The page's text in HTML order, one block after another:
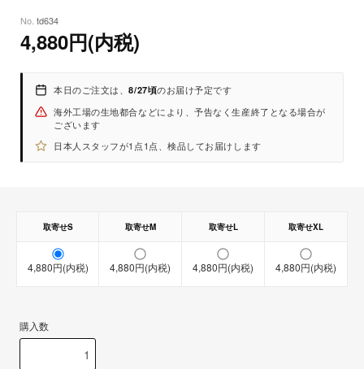
td634
4,880円(内税)
本日のご注文は、8/27頃のお届け予定です
海外工場の生地都合などにより、予告なく生産終了となる場合が
ございます
日本人スタッフが1点1点、検品してお届けします
取寄せS 取寄せM 取寄せL 取寄せXL
4,880円(内税) 4,880円(内税) 4,880円(内税) 4,880円(内税)
購入数